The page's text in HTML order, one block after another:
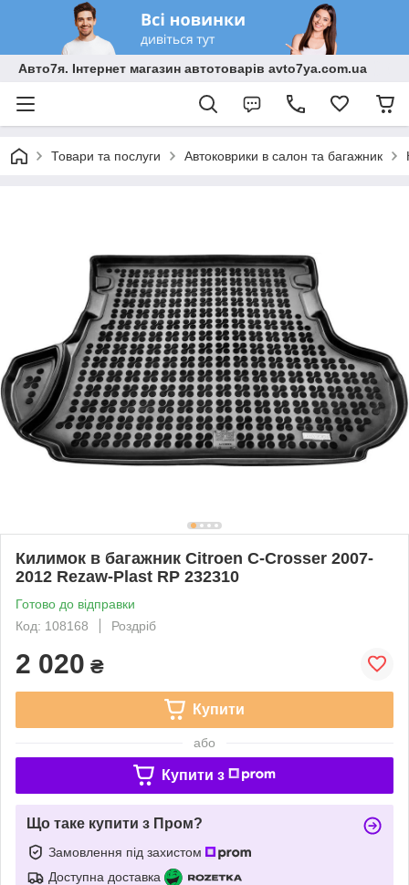
Авто7я. Інтернет магазин автотоварів avto7ya.com.ua
Товари та послуги Автоковрики в салон та багажник
Килимок в багажник Citroen C-Crosser 2007-
2012 Rezaw-Plast RP 232310
Готово до відправки
Код: 108168
Роздріб
2 020 ₴
Купити
або
Купити з
Що таке купити з Пром?
Замовлення під захистом
Доступна доставка